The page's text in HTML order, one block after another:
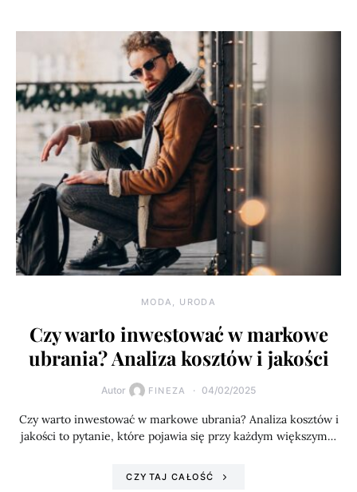
MODA, URODA
Czy warto inwestować w markowe
ubrania? Analiza kosztów i jakości
Autor FINEZA 04/02/2025
Czy warto inwestować w markowe ubrania? Analiza kosztów i
jakości to pytanie, które pojawia się przy każdym większym…
CZYTAJ CAŁOŚĆ